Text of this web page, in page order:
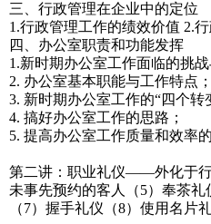
三、行政管理在企业中的定位
1.行政管理工作的绩效价值 2.
四、办公室职责和功能发挥
1.新时期办公室工作面临的挑战
2. 办公室基本职能与工作特点；
3. 新时期办公室工作的“四个转
4. 搞好办公室工作的思路；
5. 提高办公室工作质量和效率
第二讲：职业礼仪——外化于行
未事先预约的客人（5）奉茶礼
（7）握手礼仪（8）使用名